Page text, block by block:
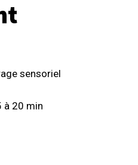
sensoriel
à 20 min